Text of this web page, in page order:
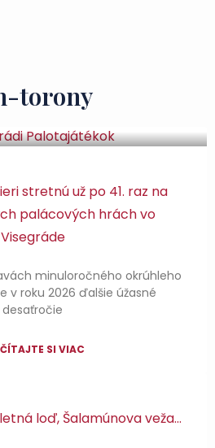
torony
stretnú už po 41. raz na
palácových hrách vo
Visegráde
minuloročného okrúhleho
v roku 2026 ďalšie úžasné
desaťročie
SI VIAC
loď, Šalamúnova veža…